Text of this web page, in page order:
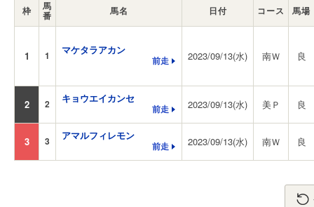
枠 馬
番 馬名 日付 コース 馬場
1 1 マケタラアカン
前走 2023/09/13(水) 南Ｗ 良
2 2 キョウエイカンセ
前走 2023/09/13(水) 美Ｐ 良
3 3 アマルフィレモン
前走 2023/09/13(水) 南Ｗ 良